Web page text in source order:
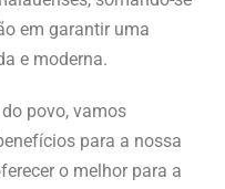
em garantir uma
e moderna.
povo, vamos
para a nossa
o melhor para a